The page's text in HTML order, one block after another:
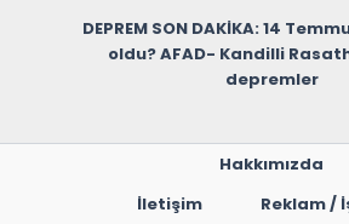
DEPREM SON DAKİKA: 14
oldu? AFAD- Kandilli
depremler
Hakkımızda
İletişim
Reklam /